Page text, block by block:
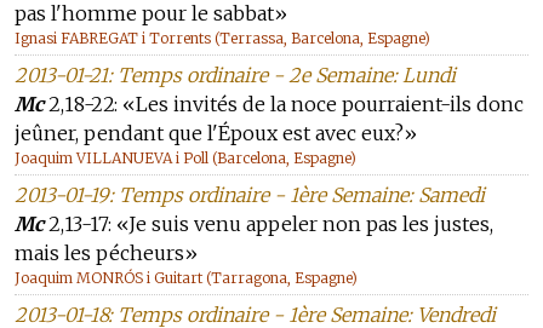
pas l'homme pour le sabbat»
Ignasi FABREGAT i Torrents (Terrassa, Barcelona, Espagne)
2013-01-21: Temps ordinaire - 2e Semaine: Lundi
Mc2,18-22: «Les invités de la noce pourraient-ils donc
jeûner, pendant que l'Époux est avec eux?»
Joaquim VILLANUEVA i Poll (Barcelona, Espagne)
2013-01-19: Temps ordinaire - 1ère Semaine: Samedi
Mc2,13-17: «Je suis venu appeler non pas les justes,
mais les pécheurs»
Joaquim MONRÓS i Guitart (Tarragona, Espagne)
2013-01-18: Temps ordinaire - 1ère Semaine: Vendredi